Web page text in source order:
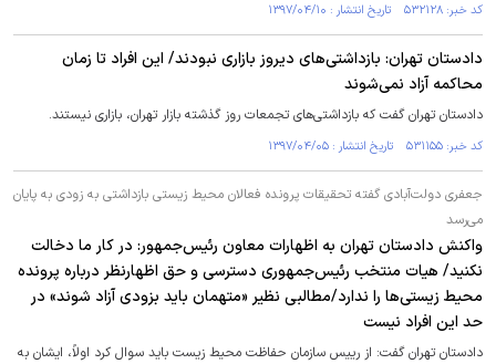
کد خبر: ۵۳۲۱۲۸ تاریخ انتشار : ۱۳۹۷/۰۴/۱۰
دادستان تهران: بازداشتی‌های دیروز بازاری نبودند/ این افراد تا زمان
محاکمه آزاد نمی‌شوند
دادستان تهران گفت که بازداشتی‌های تجمعات روز گذشته بازار تهران، بازاری نیستند.
کد خبر: ۵۳۱۱۵۵ تاریخ انتشار : ۱۳۹۷/۰۴/۰۵
جعفری دولت‌آبادی گفته تحقیقات پرونده فعالان محیط زیستی بازداشتی به زودی به پایان
می‌رسد
واکنش دادستان تهران به اظهارات معاون رئیس‌جمهور: در کار ما دخالت
نکنید/ هیات منتخب رئیس‌جمهوری دسترسی و حق اظهارنظر درباره پرونده
محیط‌ زیستی‌ها را ندارد/مطالبی نظیر «متهمان باید بزودی آزاد شوند» در
حد این افراد نیست
دادستان تهران گفت: از رییس سازمان حفاظت محیط زیست باید سوال کرد اولاً، ایشان به